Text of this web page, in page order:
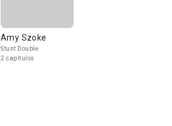
Amy Szoke
Stunt Double
2 capítulos